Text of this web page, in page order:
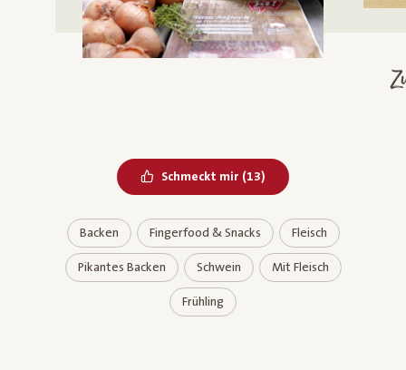
Schmeckt mir Bereits geliked
(13)
Backen Fingerfood & Snacks Fleisch
Pikantes Backen Schwein Mit Fleisch
Frühling